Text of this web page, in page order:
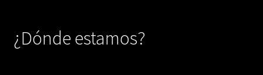
¿Dónde estamos?